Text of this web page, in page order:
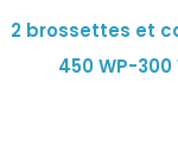
2 brossettes et
450 WP-300